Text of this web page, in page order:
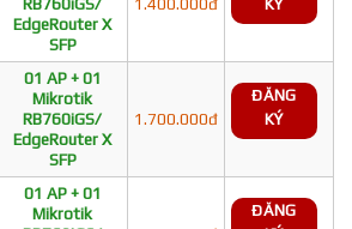
EdgeRouter X
SFP
KÝ
01 AP + 01
Mikrotik
RB760iGS/
EdgeRouter X
SFP
1.700.000đ
ĐĂNG
KÝ
01 AP + 01
Mikrotik
ĐĂNG